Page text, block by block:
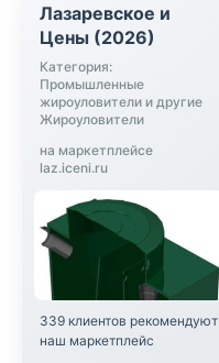
Лазаревское и
Цены (2026)
Категория:
Промышленные
жироуловители и другие
Жироуловители
на маркетплейсе
laz.iceni.ru
339 клиентов рекомендуют
наш маркетплейс